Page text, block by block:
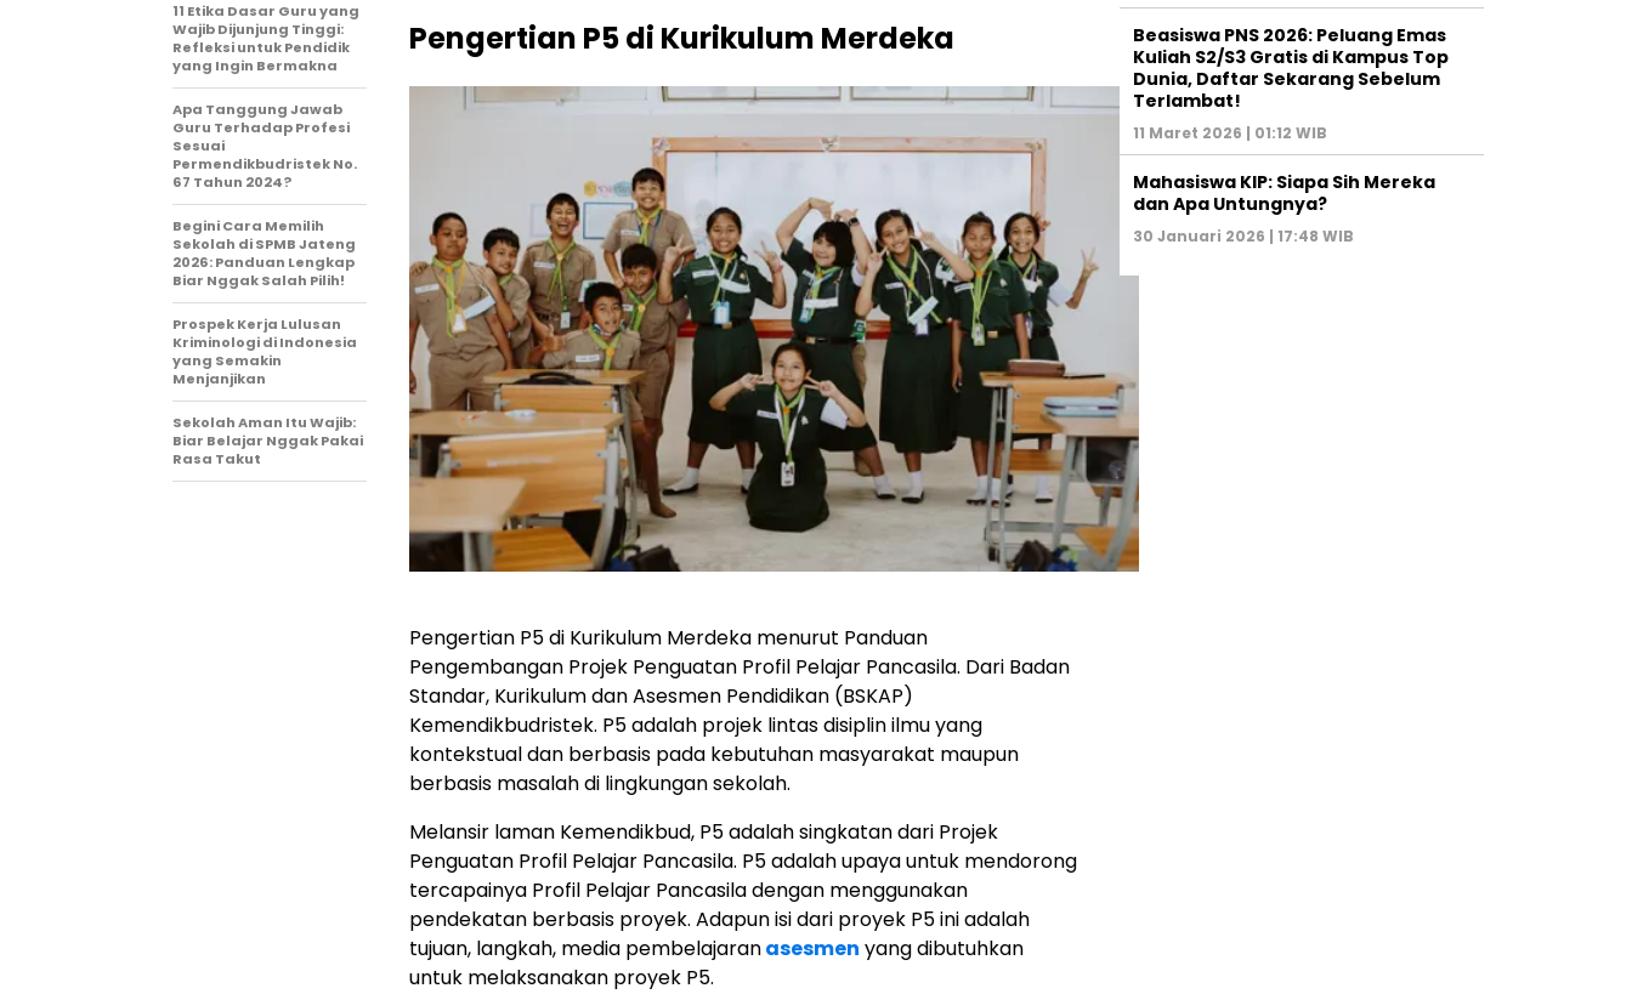
Pengertian P5 di Kurikulum Merdeka
Pengertian P5 di Kurikulum Merdeka menurut Panduan
Pengembangan Projek Penguatan Profil Pelajar Pancasila. Dari Badan
Standar, Kurikulum dan Asesmen Pendidikan (BSKAP)
Kemendikbudristek. P5 adalah projek lintas disiplin ilmu yang
kontekstual dan berbasis pada kebutuhan masyarakat maupun
berbasis masalah di lingkungan sekolah.
Melansir laman Kemendikbud, P5 adalah singkatan dari Projek
Penguatan Profil Pelajar Pancasila. P5 adalah upaya untuk mendorong
tercapainya Profil Pelajar Pancasila dengan menggunakan
pendekatan berbasis proyek. Adapun isi dari proyek P5 ini adalah
tujuan, langkah, media pembelajaranasesmen yang dibutuhkan
untuk melaksanakan proyek P5.
11 Etika Dasar Guru yang
Wajib Dijunjung Tinggi:
Refleksi untuk Pendidik
yang Ingin Bermakna
Apa Tanggung Jawab
Guru Terhadap Profesi
Sesuai
Permendikbudristek No.
67 Tahun 2024?
Begini Cara Memilih
Sekolah di SPMB Jateng
2026: Panduan Lengkap
Biar Nggak Salah Pilih!
Prospek Kerja Lulusan
Kriminologi di Indonesia
yang Semakin
Menjanjikan
Sekolah Aman Itu Wajib:
Biar Belajar Nggak Pakai
Rasa Takut
Beasiswa PNS 2026: Peluang Emas
Kuliah S2/S3 Gratis di Kampus Top
Dunia, Daftar Sekarang Sebelum
Terlambat!
11 Maret 2026 | 01:12 WIB
Mahasiswa KIP: Siapa Sih Mereka
dan Apa Untungnya?
30 Januari 2026 | 17:48 WIB